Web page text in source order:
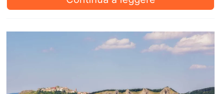
Cosa
Come